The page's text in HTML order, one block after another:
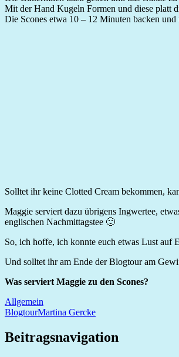
Mit der Hand Kugeln Formen und diese platt
Die Scones etwa 10 – 12 Minuten backen
Solltet ihr keine Clotted Cream bekommen,
Maggie serviert dazu übrigens Ingwertee,
englischen Nachmittagstee 🙂
So, ich hoffe, ich konnte euch etwas Lust auf
Und solltet ihr am Ende der Blogtour am
Was serviert Maggie zu den Scones?
Allgemein
BlogtourMartina Gercke
Beitragsnavigation